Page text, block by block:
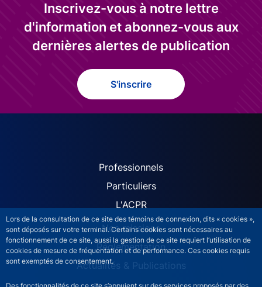
Lors de la consultation de ce site des témoins de connexion, dits « cookies »,
sont déposés sur votre terminal. Certains cookies sont nécessaires au
fonctionnement de ce site, aussi la gestion de ce site requiert l’utilisation de
cookies de mesure de fréquentation et de performance. Ces cookies requis
sont exemptés de consentement.
Inscrivez-vous à notre lettre
d'information et abonnez-vous aux
dernières alertes de publication
S'inscrire
ACPR site navigation
Professionnels
Particuliers
L'ACPR
Nos missions
Réglementation
Actualités & Publications